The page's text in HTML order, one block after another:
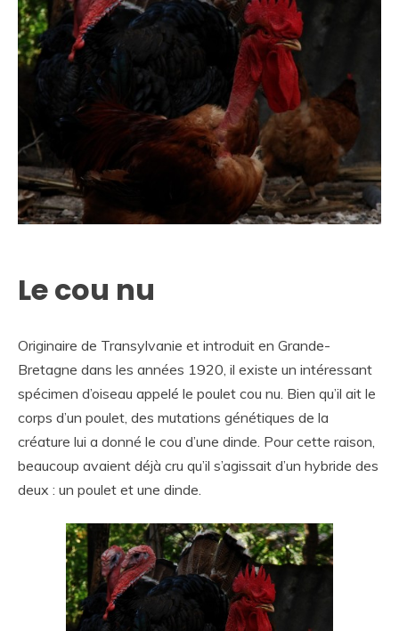
Le cou nu
Originaire de Transylvanie et introduit en Grande-
Bretagne dans les années 1920, il existe un intéressant
spécimen d’oiseau appelé le poulet cou nu. Bien qu’il ait le
corps d’un poulet, des mutations génétiques de la
créature lui a donné le cou d’une dinde. Pour cette raison,
beaucoup avaient déjà cru qu’il s’agissait d’un hybride des
deux : un poulet et une dinde.